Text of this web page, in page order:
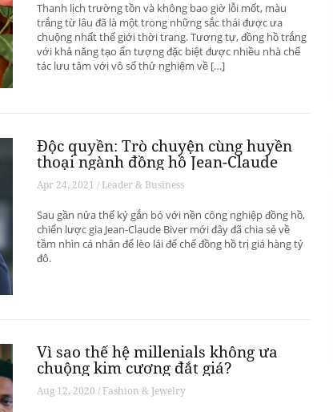
Thanh lịch trường tồn và không bao giờ lỗi mốt, màu
trắng từ lâu đã là một trong những sắc thái được ưa
chuộng nhất thế giới thời trang. Tương tự, đồng hồ trắng
với khả năng tạo ấn tượng đặc biệt được nhiều nhà chế
tác lưu tâm với vô số thử nghiệm về […]
Độc quyền: Trò chuyện cùng huyền
thoại ngành đồng hồ Jean-Claude
Biver
Apr 24, 2021 / Leader & Business
Sau gần nửa thế kỷ gắn bó với nền công nghiệp đồng hồ,
chiến lược gia Jean-Claude Biver mới đây đã chia sẻ về
tầm nhìn cá nhân để lèo lái đế chế đồng hồ trị giá hàng tỷ
đô.
Vì sao thế hệ millenials không ưa
chuộng kim cương đắt giá?
Aug 12, 2020 / Fashion & Jewelry